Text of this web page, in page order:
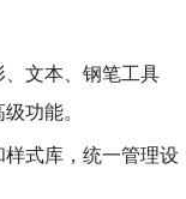
文本、钢笔工具
功能。
式库，统一管理设